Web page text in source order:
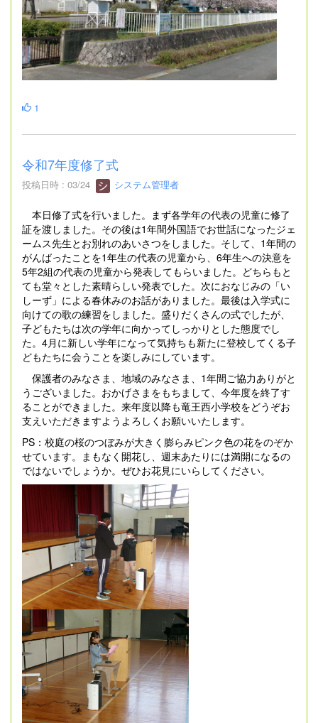
1
令和7年度修了式
投稿日時 : 03/24 システム管理者
本日修了式を行いました。まず各学年の代表の児童に修了
証を渡しました。その後は1年間外国語でお世話になったジェ
ームス先生とお別れのあいさつをしました。そして、1年間の
がんばったことを1年生の代表の児童から、6年生への決意を
5年2組の代表の児童から発表してもらいました。どちらもと
ても堂々とした素晴らしい発表でした。次におなじみの「い
しーず」による春休みのお話がありました。最後は入学式に
向けての歌の練習をしました。盛りだくさんの式でしたが、
子どもたちは次の学年に向かってしっかりとした態度でし
た。4月に新しい学年になって気持ちも新たに登校してくる子
どもたちに会うことを楽しみにしています。
保護者のみなさま、地域のみなさま、1年間ご協力ありがと
うございました。おかげさまをもちまして、今年度を終了す
ることができました。来年度以降も竜王西小学校をどうぞお
支えいただきますようよろしくお願いいたします。
PS：校庭の桜のつぼみが大きく膨らみピンク色の花をのぞか
せています。まもなく開花し、週末あたりには満開になるの
ではないでしょうか。ぜひお花見にいらしてください。